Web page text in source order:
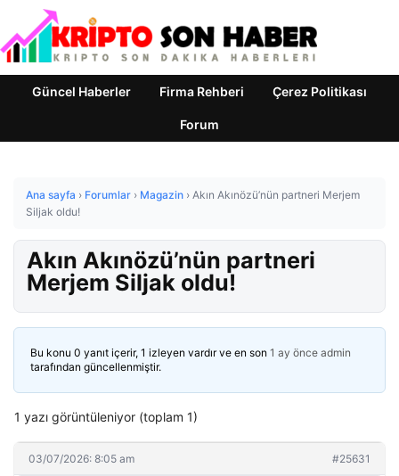
Güncel Haberler Firma Rehberi Çerez Politikası
Forum
Ana sayfa › Forumlar › Magazin › Akın Akınözü’nün partneri Merjem
Siljak oldu!
Akın Akınözü’nün partneri
Merjem Siljak oldu!
Bu konu 0 yanıt içerir, 1 izleyen vardır ve en son 1 ay önce admin
tarafından güncellenmiştir.
1 yazı görüntüleniyor (toplam 1)
03/07/2026: 8:05 am #25631